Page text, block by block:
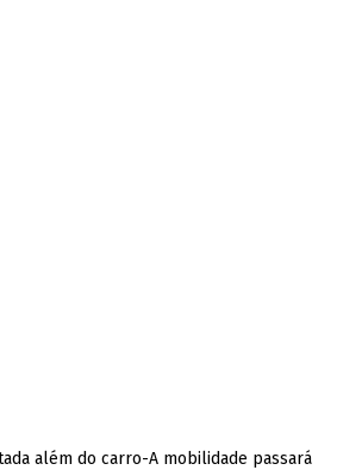
além do carro-A mobilidade passará